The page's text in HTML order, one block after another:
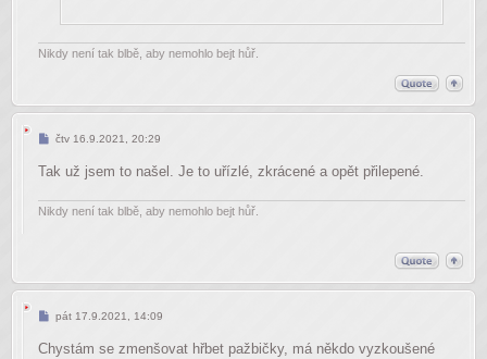
Nikdy není tak blbě, aby nemohlo bejt hůř.
Příspěvek
čtv 16.9.2021, 20:29
Tak už jsem to našel. Je to uřízlé, zkrácené a opět přilepené.
Nikdy není tak blbě, aby nemohlo bejt hůř.
Příspěvek
pát 17.9.2021, 14:09
Chystám se zmenšovat hřbet pažbičky, má někdo vyzkoušené